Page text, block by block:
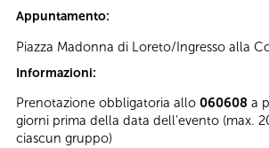
Appuntamento:
Piazza Madonna di Loreto/Ingresso alla
Informazioni:
Prenotazione obbligatoria allo 060608 a
giorni prima della data dell’evento (max.
ciascun gruppo)